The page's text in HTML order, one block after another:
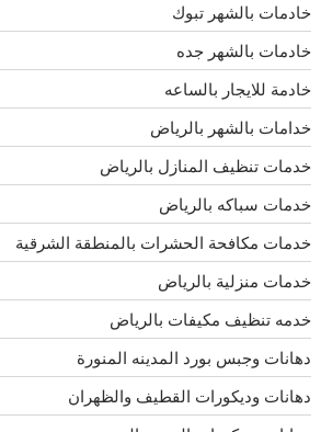
خادمات بالشهر تبوك
خادمات بالشهر جده
خادمة للايجار بالساعه
خدامات بالشهر بالرياض
خدمات تنظيف المنازل بالرياض
خدمات سباكه بالرياض
خدمات مكافحة الحشرات بالمنطقة الشرقية
خدمات منزلية بالرياض
خدمه تنظيف مكيفات بالرياض
دهانات وجبس بورد المدينه المنورة
دهانات وديكورات القطيف والظهران